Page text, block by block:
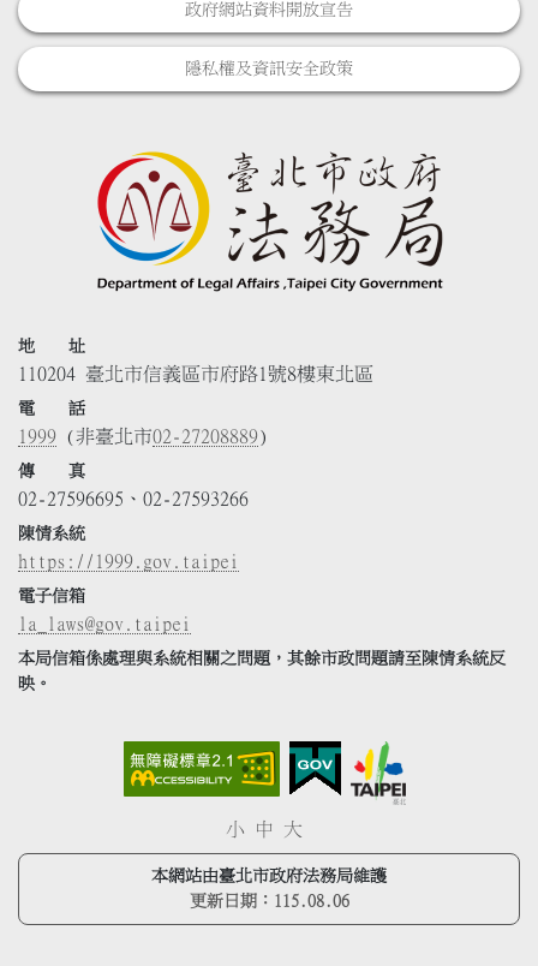
政府網站資料開放宣告
隱私權及資訊安全政策
地 址
110204 臺北市信義區市府路1號8樓東北區
電 話
1999 (非臺北市02-27208889)
傳 真
02-27596695、02-27593266
陳情系統
https://1999.gov.taipei
電子信箱
la_laws@gov.taipei
本局信箱係處理與系統相關之問題，其餘市政問題請至陳情系統反
映。
小 中 大
本網站由臺北市政府法務局維護
更新日期： 115.08.06